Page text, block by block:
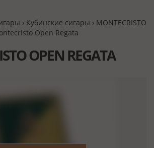
› Кубинские сигары › MONTECRISTO
Open Regata
OPEN REGATA